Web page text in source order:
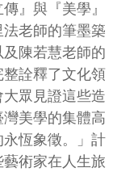
』與『美學』
老師的筆墨築
陳若慧老師的
詮釋了文化領
眾見證這些造
美學的集體高
恆象徵。」計
術家在人生旅